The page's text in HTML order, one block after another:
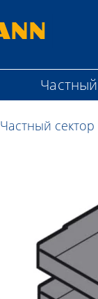
Частный сектор